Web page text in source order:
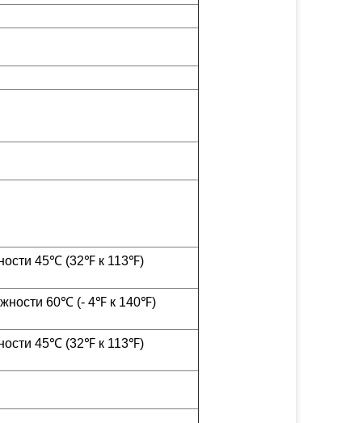
45℃ (32℉ к 113℉)
60℃ (- 4℉ к 140℉)
45℃ (32℉ к 113℉)